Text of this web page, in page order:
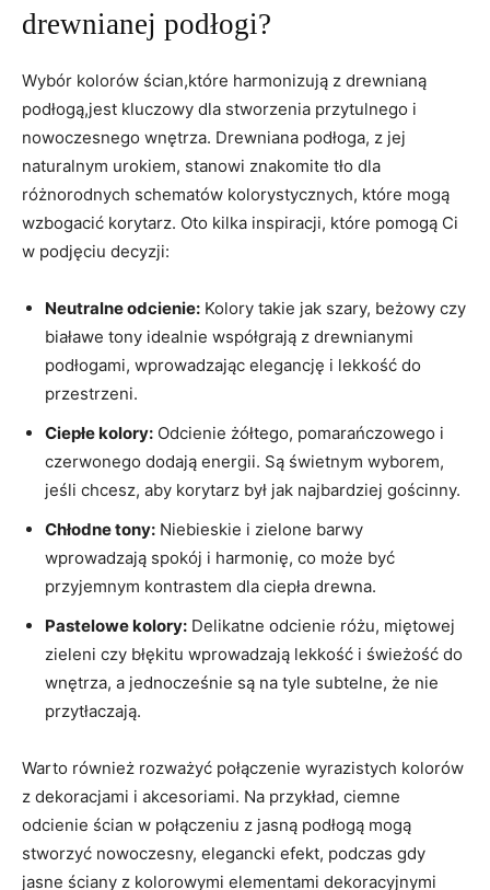
drewnianej podłogi?
Wybór kolorów ścian,które harmonizują​ z drewnianą
podłogą,jest kluczowy dla stworzenia przytulnego i
nowoczesnego wnętrza. Drewniana podłoga, z jej
naturalnym urokiem, stanowi znakomite tło dla
różnorodnych schematów kolorystycznych, które mogą
wzbogacić korytarz. Oto kilka inspiracji,⁤ które pomogą Ci
w podjęciu decyzji:
Neutralne odcienie: Kolory takie jak szary, beżowy czy
białawe tony idealnie‍ współgrają z drewnianymi
podłogami, wprowadzając elegancję⁤ i lekkość do
przestrzeni.
Ciepłe ⁤kolory: Odcienie żółtego, pomarańczowego i
czerwonego dodają energii. Są świetnym wyborem,
jeśli ⁢chcesz, aby korytarz był jak najbardziej gościnny.
Chłodne tony: Niebieskie i zielone barwy
wprowadzają spokój i harmonię, co może być
przyjemnym kontrastem dla ciepła drewna.
Pastelowe kolory: Delikatne odcienie różu, miętowej
zieleni czy błękitu wprowadzają lekkość i⁣ świeżość do
wnętrza, a jednocześnie ⁢są⁤ na tyle subtelne, że nie
przytłaczają.
Warto również⁤ rozważyć połączenie wyrazistych​ kolorów
z ‍dekoracjami i akcesoriami. Na przykład, ciemne
odcienie ścian w połączeniu​ z jasną podłogą mogą
stworzyć nowoczesny, ⁢elegancki ‍efekt, podczas gdy
jasne ściany z kolorowymi elementami dekoracyjnymi